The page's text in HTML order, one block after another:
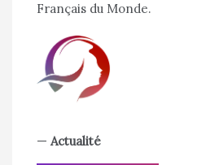
Français du Monde.
— Actualité